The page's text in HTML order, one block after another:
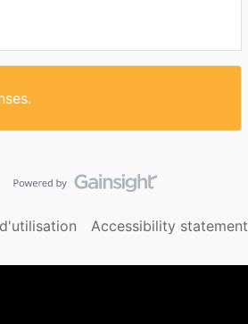
Accessibility statement